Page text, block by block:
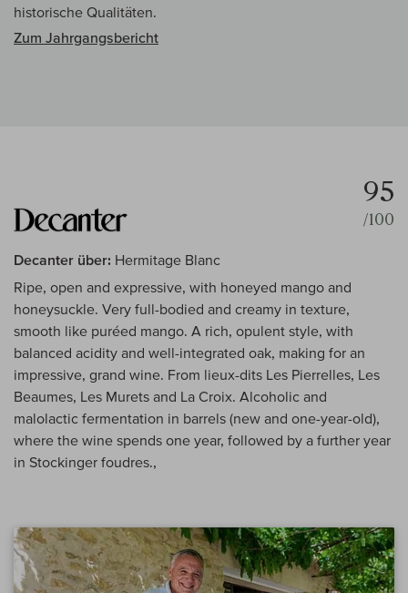
historische Qualitäten.
Zum Jahrgangsbericht
95
/100
Decanter über: Hermitage Blanc
Ripe, open and expressive, with honeyed mango and
honeysuckle. Very full-bodied and creamy in texture,
smooth like puréed mango. A rich, opulent style, with
balanced acidity and well-integrated oak, making for an
impressive, grand wine. From lieux-dits Les Pierrelles, Les
Beaumes, Les Murets and La Croix. Alcoholic and
malolactic fermentation in barrels (new and one-year-old),
where the wine spends one year, followed by a further year
in Stockinger foudres.,